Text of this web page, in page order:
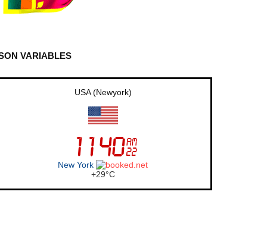
VARIABLES
USA (Newyork)
New York
+29°C